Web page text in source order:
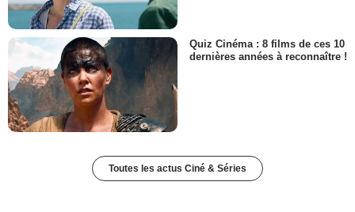
Quiz Cinéma : 8 films de ces 10
dernières années à reconnaître !
Toutes les actus Ciné & Séries